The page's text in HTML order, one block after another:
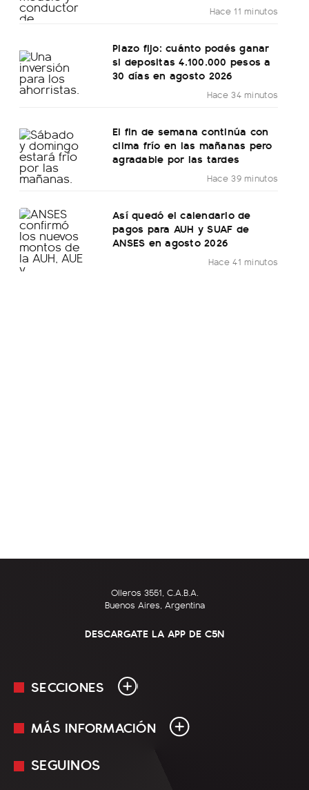
Hace 11 minutos
Plazo fijo: cuánto podés ganar
si depositas 4.100.000 pesos a
30 días en agosto 2026
Hace 34 minutos
El fin de semana continúa con
clima frío en las mañanas pero
agradable por las tardes
Hace 39 minutos
Así quedó el calendario de
pagos para AUH y SUAF de
ANSES en agosto 2026
Hace 41 minutos
Olleros 3551, C.A.B.A.
Buenos Aires, Argentina
DESCARGATE LA APP DE C5N
SECCIONES
En Vivo
MÁS INFORMACIÓN
Mediakit
SEGUINOS